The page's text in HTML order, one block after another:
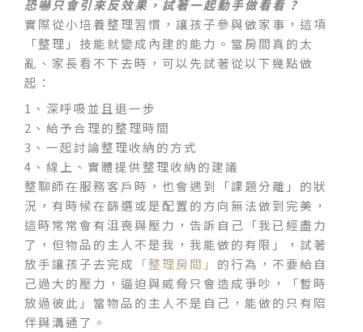
恐嚇只會引來反效果，試著一起動手做看看 ?
實際從小培養整理習慣，讓孩子參與做家事，這項
「整理」技能就變成內建的能力。當房間真的太
亂、家長看不下去時，可以先試著從以下幾點做
起：
1、深呼吸並且退一步
2、給予合理的整理時間
3、一起討論整理收納的方式
4、線上、實體提供整理收納的建議
整聊師在服務客戶時，也會遇到「課題分離」的狀
況，有時候在篩選或是配置的方向無法做到完美，
這時常常會有沮喪與壓力，告訴自己「我已經盡力
了，但物品的主人不是我，我能做的有限」，試著
放手讓孩子去完成
「整理房間」 的行為，不要給自
己過大的壓力，逼迫與威脅只會造成爭吵，「暫時
放過彼此」當物品的主人不是自己，能做的只有陪
伴與溝通了。